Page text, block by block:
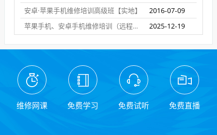
安卓·苹果手机维修培训高级班【实地】
2016-07-09
苹果手机、安卓手机维修培训（远程网络班）
2025-12-19
维修网课 免费学习 免费试听 免费直播